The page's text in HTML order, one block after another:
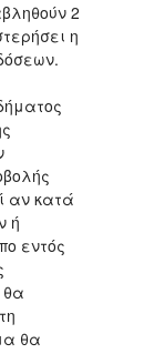
2
η
αν κατά
ή
εντός
θα
θα